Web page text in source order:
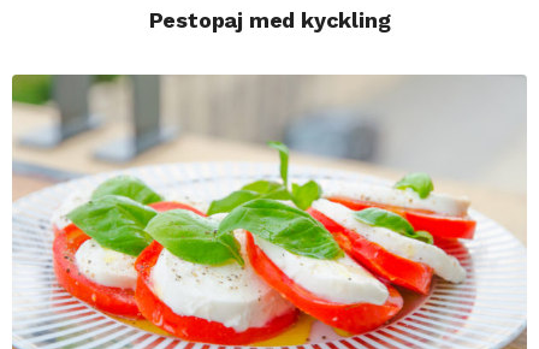
Pestopaj med kyckling